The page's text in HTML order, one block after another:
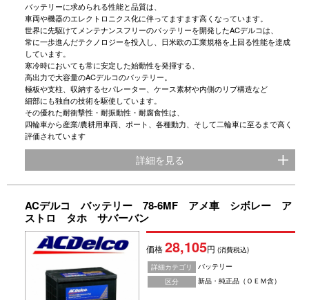
バッテリーに求められる性能と品質は、
車両や機器のエレクトロニクス化に伴ってますます高くなっています。
世界に先駆けてメンテナンスフリーのバッテリーを開発したACデルコは、
常に一歩進んだテクノロジーを投入し、日米欧の工業規格を上回る性能を達成
しています。
寒冷時においても常に安定した始動性を発揮する、
高出力で大容量のACデルコのバッテリー。
極板や支柱、収納するセパレーター、ケース素材や内側のリブ構造など
細部にも独自の技術を駆使しています。
その優れた耐衝撃性・耐振動性・耐腐食性は、
四輪車から産業/農耕用車両、ポート、各種動力、そして二輪車に至るまで高く
評価されています
詳細を見る
ACデルコ バッテリー 78-6MF アメ車 シボレー ア
ストロ タホ サバーバン
価格28,105円(消費税込)
詳細カテゴリ
バッテリー
区分
新品・純正品（ＯＥＭ含）